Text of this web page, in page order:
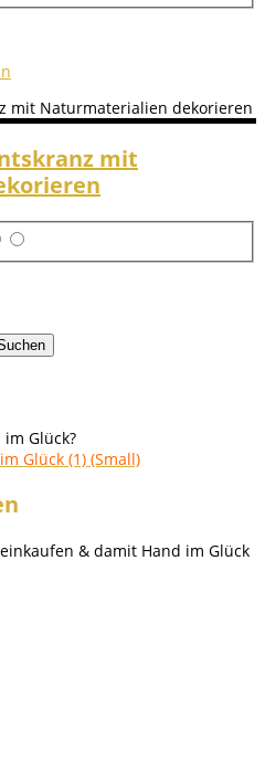
mit
Glück?
einkaufen & damit Hand im Glück